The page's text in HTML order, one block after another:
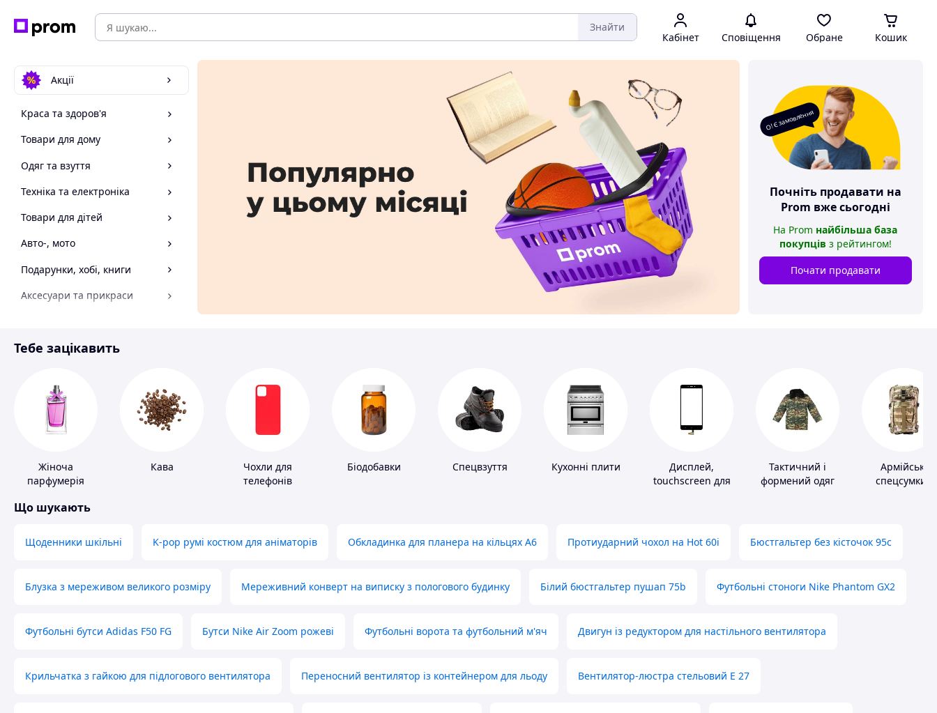
Знайти
Кабінет Сповіщення Обране Кошик
Акції
Краса та здоров'я
Товари для дому
Одяг та взуття
Техніка та електроніка
Товари для дітей
Авто-, мото
Подарунки, хобі, книги
Аксесуари та прикраси
Спорт і відпочинок
О! Є замовлення
Почніть продавати на
Prom вже сьогодні
На Prom найбільша база
покупців з рейтингом!
Почати продавати
Тебе зацікавить
Жіноча
парфумерія
Кава
Чохли для
телефонів
Біодобавки Спецвзуття Кухонні плити
Дисплей,
touchscreen для
Тактичний і
формений одяг
Армійські
спецсумки і
Що шукають
Щоденники шкільні K-pop румі костюм для аніматорів Обкладинка для планера на кільцях А6 Протиударний чохол на Hot 60i Бюстгальтер без кісточок 95с
Блузка з мереживом великого розміру Мереживний конверт на виписку з пологового будинку Білий бюстгальтер пушап 75b Футбольні стоноги Nike Phantom GX2
Футбольні бутси Adidas F50 FG Бутси Nike Air Zoom рожеві Футбольні ворота та футбольний м'яч Двигун із редуктором для настільного вентилятора
Крильчатка з гайкою для підлогового вентилятора Переносний вентилятор із контейнером для льоду Вентилятор-люстра стельовий E 27